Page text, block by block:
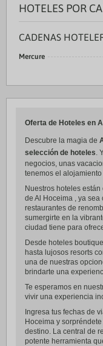
HOTELES POR
CADENAS
Mercure
Oferta de Hoteles en
Descubre la magia de
selección de hoteles.
negocios, unas
tenemos el
Nuestros hoteles
de Al Hoceima , ya
restaurantes de
sumergirte en la
ciudad tiene para
Desde hoteles
hasta lujosos resorts
una de nuestras
brindarte una
Te esperamos en
vivir una experiencia
Ingresa tus fechas de
Hoceima y
destino. La central de
potente herramienta